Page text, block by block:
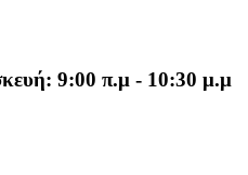
9:00 π.μ - 10:30 μ.μ